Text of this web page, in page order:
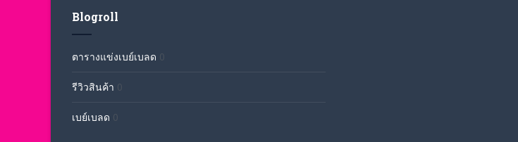
Blogroll
ตารางแข่งเบย์เบลด 0
รีวิวสินค้า 0
เบย์เบลด 0